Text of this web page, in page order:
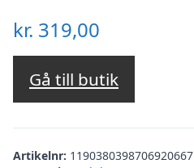
kr. 319,00
Gå till butik
Artikelnr: 1190380398706920667